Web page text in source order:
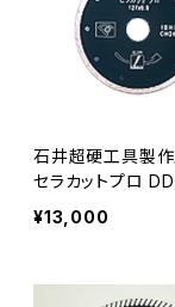
石井超硬工具製
セラカットプロ
ダイヤモンドホイ
27mm ≪代引き不
¥13,000